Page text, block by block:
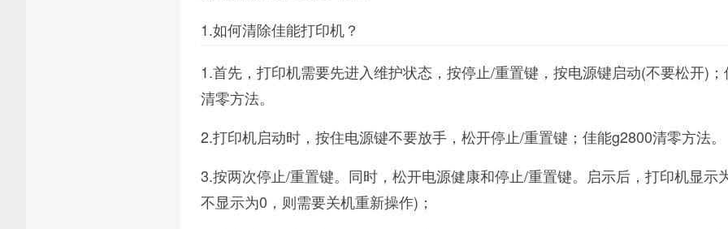
1.如何清除佳能打印机？
1.首先，打印机需要先进入维护状态，按停止/重置键，按电源键启动(不要松开)
清零方法。
2.打印机启动时，按住电源键不要放手，松开停止/重置键；佳能g2800清零方法。
3.按两次停止/重置键。同时，松开电源健康和停止/重置键。启示后，打印机显示
不显示为0，则需要关机重新操作)；